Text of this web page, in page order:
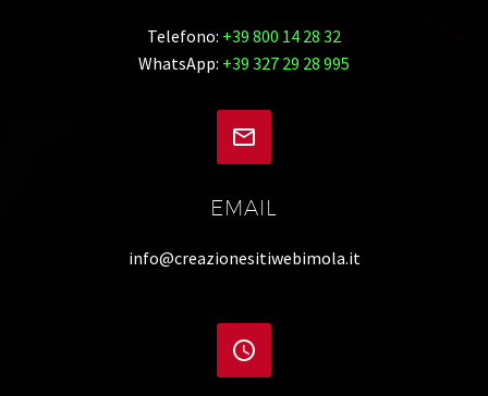
Telefono: +39 800 14 28 32
WhatsApp: +39 327 29 28 995


EMAIL
info@creazionesitiwebimola.it

